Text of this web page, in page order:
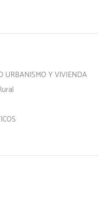
URBANISMO Y VIVIENDA